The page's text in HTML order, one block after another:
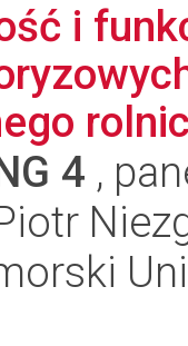
i
4 ,